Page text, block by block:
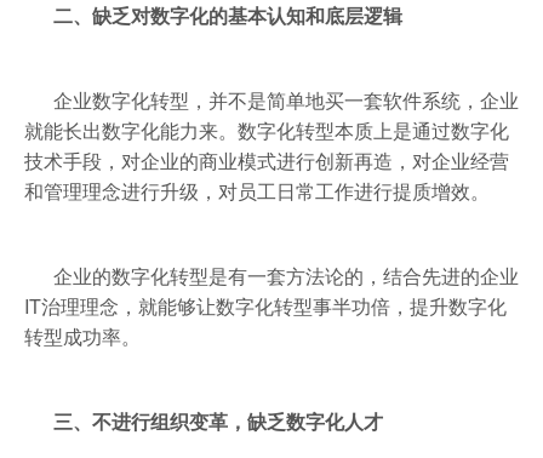
二、缺乏对数字化的基本认知和底层逻辑
企业数字化转型，并不是简单地买一套软件系统，企业
就能长出数字化能力来。数字化转型本质上是通过数字化
技术手段，对企业的商业模式进行创新再造，对企业经营
和管理理念进行升级，对员工日常工作进行提质增效。
企业的数字化转型是有一套方法论的，结合先进的企业
IT治理理念，就能够让数字化转型事半功倍，提升数字化
转型成功率。
三、不进行组织变革，缺乏数字化人才